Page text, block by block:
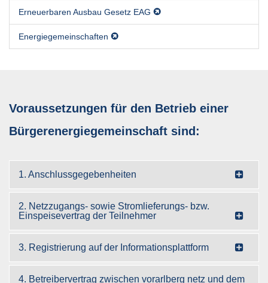
Erneuerbaren Ausbau Gesetz EAG
Energiegemeinschaften
Voraussetzungen für den Betrieb einer
Bürgerenergiegemeinschaft sind:
1. Anschlussgegebenheiten
2. Netzzugangs- sowie Stromlieferungs- bzw.
Einspeisevertrag der Teilnehmer
3. Registrierung auf der Informationsplattform
4. Betreibervertrag zwischen vorarlberg netz und dem